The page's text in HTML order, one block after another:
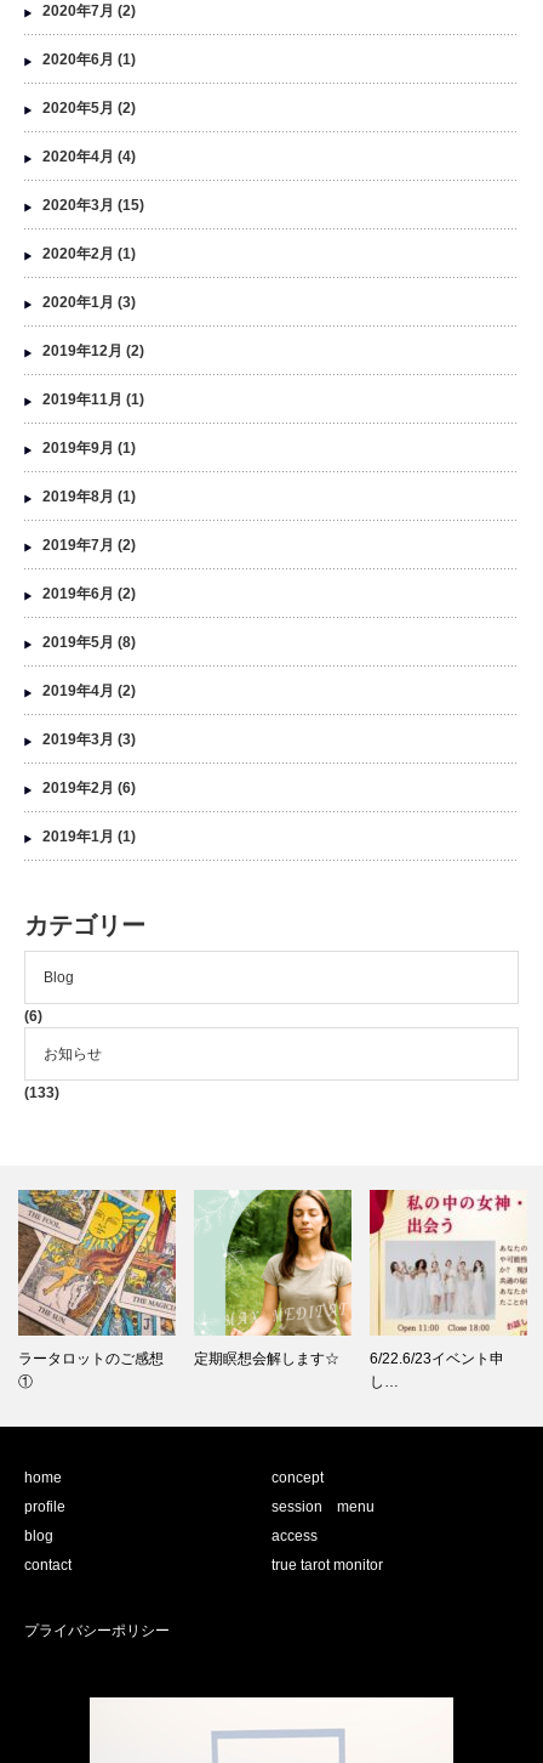
2020年7月 (2)
2020年6月 (1)
2020年5月 (2)
2020年4月 (4)
2020年3月 (15)
2020年2月 (1)
2020年1月 (3)
2019年12月 (2)
2019年11月 (1)
2019年9月 (1)
2019年8月 (1)
2019年7月 (2)
2019年6月 (2)
2019年5月 (8)
2019年4月 (2)
2019年3月 (3)
2019年2月 (6)
2019年1月 (1)
カテゴリー
Blog
(6)
お知らせ
(133)
ラータロットのご感想
①
定期瞑想会解します☆
6/22.6/23イベント申
し…
home
concept
profile
session menu
blog
access
contact
true tarot monitor
プライバシーポリシー